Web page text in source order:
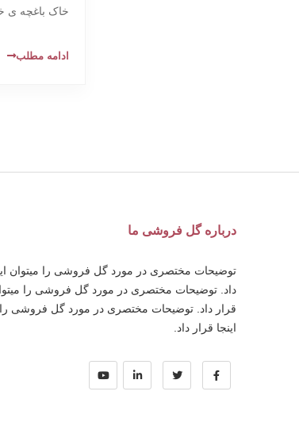
خاک باغچه ی
ادامه مطلب
درباره گل فروشی ما
توضیحات مختصری در مورد گل فروشی را میتوان
داد. توضیحات مختصری در مورد گل فروشی را
قرار داد. توضیحات مختصری در مورد گل فروشی را
اینجا قرار داد.